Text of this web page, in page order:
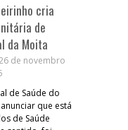
cria
de
da Moita
de novembro
de Saúde do
que está
de Saúde